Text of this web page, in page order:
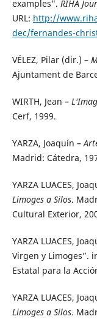
examples". RIHA
URL: http://
dec/fernandes-
VÉLEZ, Pilar (dir.) –
Ajuntament de
WIRTH, Jean –
Cerf, 1999.
YARZA, Joaquín –
Madrid: Cátedra,
YARZA LUACES,
Limoges a Silos.
Cultural Exterior,
YARZA LUACES,
Virgen y Limoges”.
Estatal para la
YARZA LUACES,
Limoges a Silos.